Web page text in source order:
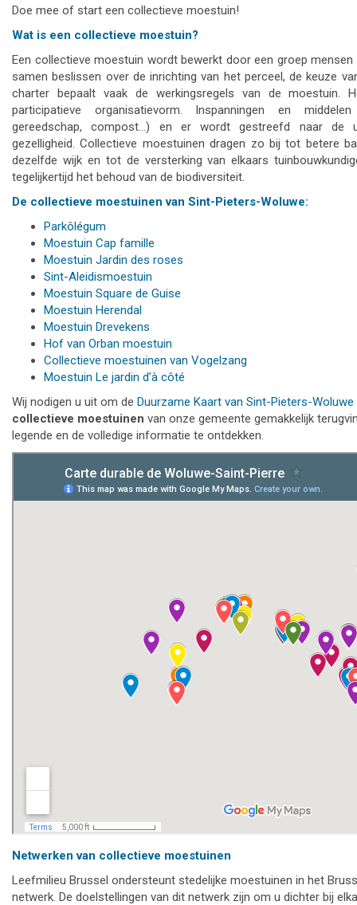
Doe mee of start een collectieve moestuin!
Wat is een collectieve moestuin?
Een collectieve moestuin wordt bewerkt door een groep
samen beslissen over de inrichting van het perceel, de keuze
charter bepaalt vaak de werkingsregels van de moestuin.
participatieve organisatievorm. Inspanningen en
gereedschap, compost…) en er wordt gestreefd naar de
gezelligheid. Collectieve moestuinen dragen zo bij tot betere
dezelfde wijk en tot de versterking van elkaars
tegelijkertijd het behoud van de biodiversiteit.
De collectieve moestuinen van Sint-Pieters-Woluwe:
Parkôlégum
Moestuin Cap famille
Moestuin Jardin des roses
Sint-Aleidismoestuin
Moestuin Square de Guise
Moestuin Herendal
Moestuin Drevekens
Hof van Orban moestuin
Collectieve moestuinen van Vogelzang
Moestuin Le jardin d’à côté
Wij nodigen u uit om de Duurzame Kaart van Sint-Pieters-Woluwe
collectieve moestuinen van onze gemeente gemakkelijk
legende en de volledige informatie te ontdekken.
Netwerken van collectieve moestuinen
Leefmilieu Brussel ondersteunt stedelijke moestuinen in het
netwerk. De doelstellingen van dit netwerk zijn om u dichter bij